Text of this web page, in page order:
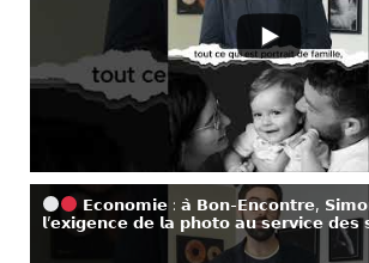
𝗘𝗰𝗼𝗻𝗼𝗺𝗶𝗲 : 𝗮̀ 𝗕𝗼𝗻-𝗘𝗻𝗰𝗼𝗻𝘁𝗿𝗲,
𝗹’𝗲𝘅𝗶𝗴𝗲𝗻𝗰𝗲 𝗱𝗲 𝗹𝗮 𝗽𝗵𝗼𝘁𝗼 𝗮𝘂 𝘀𝗲𝗿𝘃𝗶𝗰𝗲 𝗱𝗲𝘀